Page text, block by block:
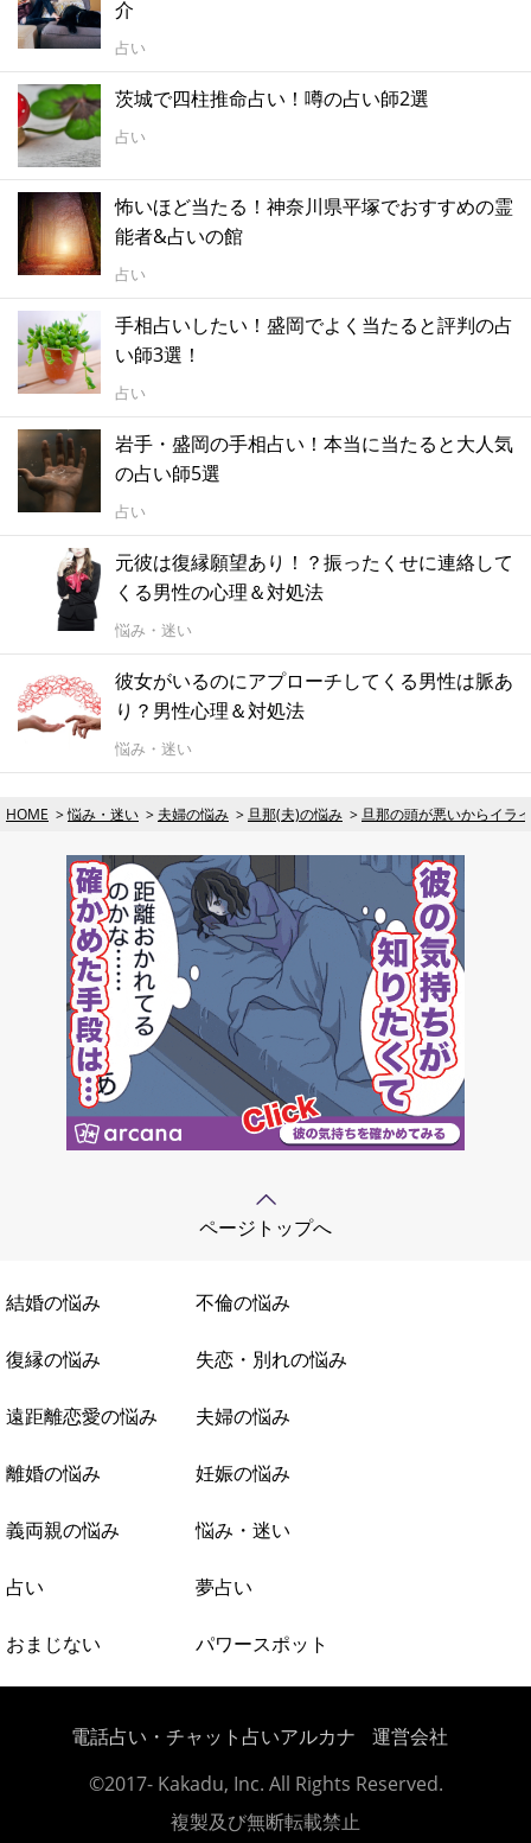
介
占い
茨城で四柱推命占い！噂の占い師2選
占い
怖いほど当たる！神奈川県平塚でおすすめの霊
能者&占いの館
占い
手相占いしたい！盛岡でよく当たると評判の占
い師3選！
占い
岩手・盛岡の手相占い！本当に当たると大人気
の占い師5選
占い
元彼は復縁願望あり！？振ったくせに連絡して
くる男性の心理＆対処法
悩み・迷い
彼女がいるのにアプローチしてくる男性は脈あ
り？男性心理＆対処法
悩み・迷い
HOME 悩み・迷い 夫婦の悩み 旦那(夫)の悩み 旦那の頭が悪いからイラ
ページトップへ
結婚の悩み 不倫の悩み
復縁の悩み 失恋・別れの悩み
遠距離恋愛の悩み 夫婦の悩み
離婚の悩み 妊娠の悩み
義両親の悩み 悩み・迷い
占い 夢占い
おまじない パワースポット
電話占い・チャット占いアルカナ
運営会社
©2017- Kakadu, Inc. All Rights Reserved.
複製及び無断転載禁止